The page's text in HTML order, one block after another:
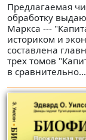
Предлагаемая
обработку
Маркса ---
историком и
составлена
трех томов
в сравнительно...